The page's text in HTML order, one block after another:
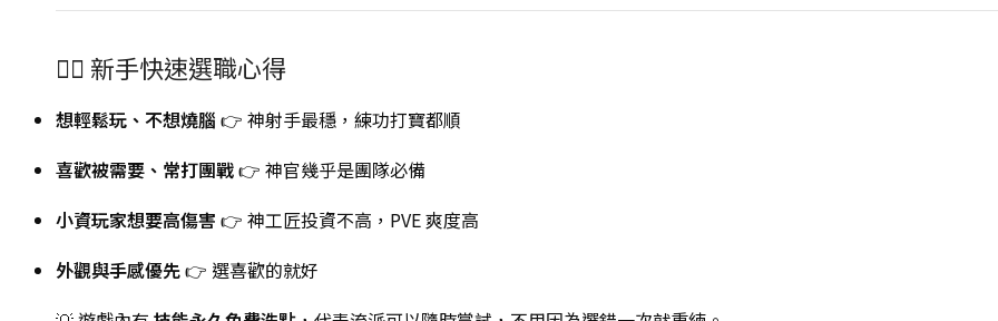
🙋‍♀️ 新手快速選職心得
想輕鬆玩、不想燒腦 👉 神射手最穩，練功打寶都順
喜歡被需要、常打團戰👉 神官幾乎是團隊必備
小資玩家想要高傷害 👉 神工匠投資不高，PVE 爽度高
外觀與手感優先👉 選喜歡的就好